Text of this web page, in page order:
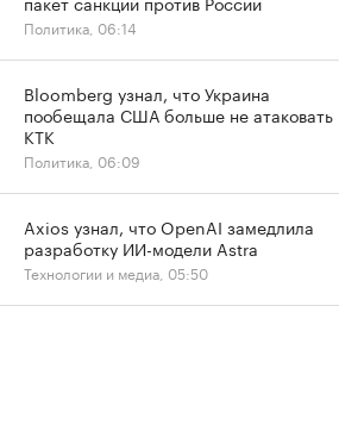
Политика, 06:14
Bloomberg узнал, что Украина
пообещала США больше не атаковать
КТК
Политика, 06:09
Axios узнал, что OpenAI замедлила
разработку ИИ-модели Astra
Технологии и медиа, 05:50